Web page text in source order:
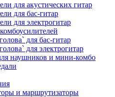
для акустических гитар
для бас-гитар
для электрогитар
для бас-гитар
для электрогитар
наушников и мини-комбо
и маршрутизаторы